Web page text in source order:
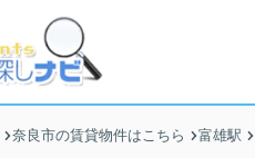
奈良市の賃貸物件はこちら 富雄駅